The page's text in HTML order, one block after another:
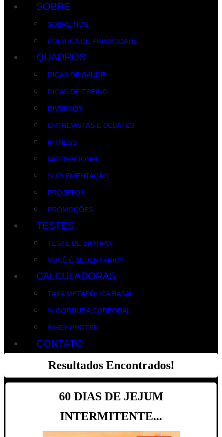
SOBRE
SOBRE NÓS
POLÍTICA DE PRIVACIDADE
QUADROS
DICAS DE SAÚDE
DICAS DE TREINO
DIVERSOS
ENTREVISTAS E DEBATES
FITNESS
MOTIVACIONAL
SUPLEMENTAÇÃO
PROJETOS
PROMOÇÕES
TESTES
TESTE DE BIOTIPO
VOCÊ É SEDENTÁRIO?
CALCULADORAS
TAXA METABÓLICA BASAL
% GORDURA CORPORAL
WHEY PROTEN
CONTATO
Resultados Encontrados!
60 DIAS DE JEJUM
INTERMITENTE...